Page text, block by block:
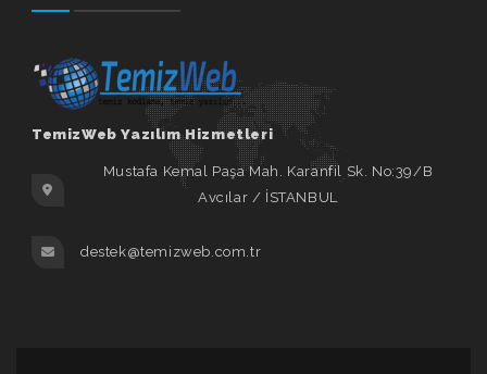
TemizWeb Yazılım Hizmetleri
Mustafa Kemal Paşa Mah. Karanfil Sk. No:39/B
Avcılar / İSTANBUL
destek@temizweb.com.tr